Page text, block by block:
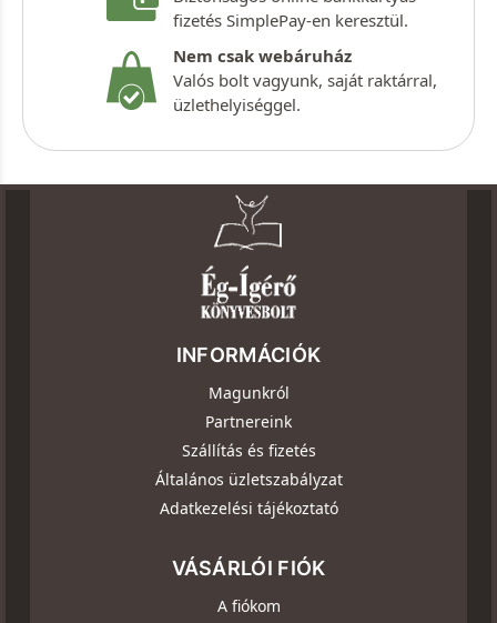
fizetés SimplePay-en keresztül.
Nem csak webáruház
Valós bolt vagyunk, saját raktárral,
üzlethelyiséggel.
INFORMÁCIÓK
Magunkról
Partnereink
Szállítás és fizetés
Általános üzletszabályzat
Adatkezelési tájékoztató
VÁSÁRLÓI FIÓK
A fiókom